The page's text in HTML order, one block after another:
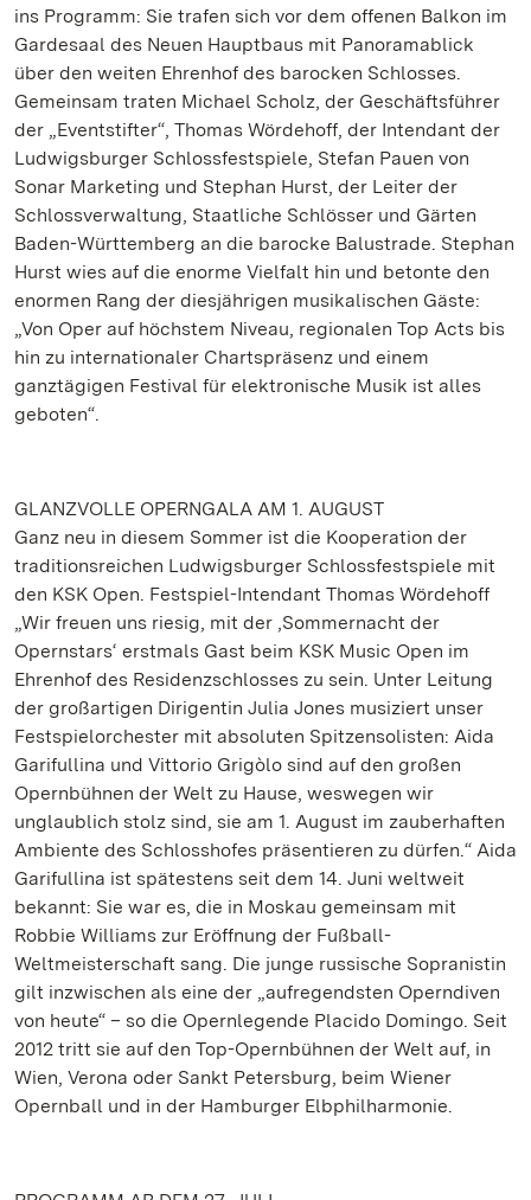
ins Programm: Sie trafen sich vor dem offenen Balkon im
Gardesaal des Neuen Hauptbaus mit Panoramablick
über den weiten Ehrenhof des barocken Schlosses.
Gemeinsam traten Michael Scholz, der Geschäftsführer
der „Eventstifter“, Thomas Wördehoff, der Intendant der
Ludwigsburger Schlossfestspiele, Stefan Pauen von
Sonar Marketing und Stephan Hurst, der Leiter der
Schlossverwaltung, Staatliche Schlösser und Gärten
Baden-Württemberg an die barocke Balustrade. Stephan
Hurst wies auf die enorme Vielfalt hin und betonte den
enormen Rang der diesjährigen musikalischen Gäste:
„Von Oper auf höchstem Niveau, regionalen Top Acts bis
hin zu internationaler Chartspräsenz und einem
ganztägigen Festival für elektronische Musik ist alles
geboten“.
GLANZVOLLE OPERNGALA AM 1. AUGUST
Ganz neu in diesem Sommer ist die Kooperation der
traditionsreichen Ludwigsburger Schlossfestspiele mit
den KSK Open. Festspiel-Intendant Thomas Wördehoff
„Wir freuen uns riesig, mit der ‚Sommernacht der
Opernstars‘ erstmals Gast beim KSK Music Open im
Ehrenhof des Residenzschlosses zu sein. Unter Leitung
der großartigen Dirigentin Julia Jones musiziert unser
Festspielorchester mit absoluten Spitzensolisten: Aida
Garifullina und Vittorio Grigòlo sind auf den großen
Opernbühnen der Welt zu Hause, weswegen wir
unglaublich stolz sind, sie am 1. August im zauberhaften
Ambiente des Schlosshofes präsentieren zu dürfen.“ Aida
Garifullina ist spätestens seit dem 14. Juni weltweit
bekannt: Sie war es, die in Moskau gemeinsam mit
Robbie Williams zur Eröffnung der Fußball-
Weltmeisterschaft sang. Die junge russische Sopranistin
gilt inzwischen als eine der „aufregendsten Operndiven
von heute“ – so die Opernlegende Placido Domingo. Seit
2012 tritt sie auf den Top-Opernbühnen der Welt auf, in
Wien, Verona oder Sankt Petersburg, beim Wiener
Opernball und in der Hamburger Elbphilharmonie.